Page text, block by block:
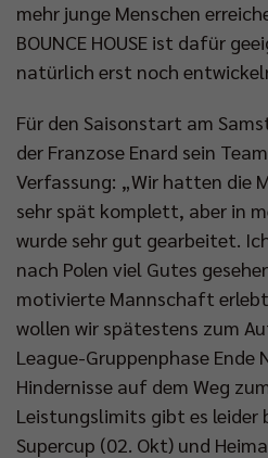
mehr junge Menschen
BOUNCE HOUSE ist dafür
natürlich erst noch
Für den Saisonstart am
der Franzose Enard sein
Verfassung: „Wir hatten die
sehr spät komplett, aber in
wurde sehr gut gearbeitet.
nach Polen viel Gutes
motivierte Mannschaft
wollen wir spätestens zum
League-Gruppenphase Ende
Hindernisse auf dem Weg
Leistungslimits gibt es leider
Supercup (02. Okt) und